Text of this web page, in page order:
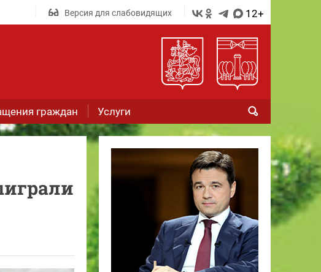
Версия для слабовидящих 12+
граждан Услуги